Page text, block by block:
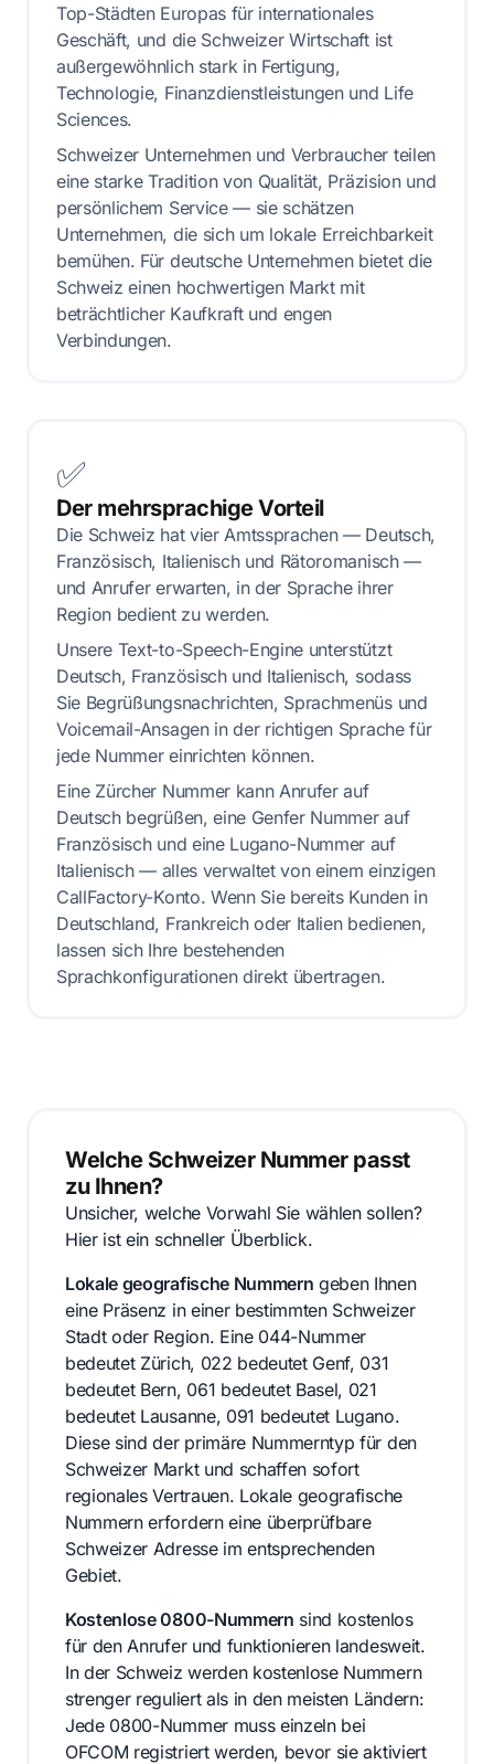
Top-Städten Europas für internationales
Geschäft, und die Schweizer Wirtschaft ist
außergewöhnlich stark in Fertigung,
Technologie, Finanzdienstleistungen und Life
Sciences.
Schweizer Unternehmen und Verbraucher teilen
eine starke Tradition von Qualität, Präzision und
persönlichem Service — sie schätzen
Unternehmen, die sich um lokale Erreichbarkeit
bemühen. Für deutsche Unternehmen bietet die
Schweiz einen hochwertigen Markt mit
beträchtlicher Kaufkraft und engen
Verbindungen.
✅
Der mehrsprachige Vorteil
Die Schweiz hat vier Amtssprachen — Deutsch,
Französisch, Italienisch und Rätoromanisch —
und Anrufer erwarten, in der Sprache ihrer
Region bedient zu werden.
Unsere Text-to-Speech-Engine unterstützt
Deutsch, Französisch und Italienisch, sodass
Sie Begrüßungsnachrichten, Sprachmenüs und
Voicemail-Ansagen in der richtigen Sprache für
jede Nummer einrichten können.
Eine Zürcher Nummer kann Anrufer auf
Deutsch begrüßen, eine Genfer Nummer auf
Französisch und eine Lugano-Nummer auf
Italienisch — alles verwaltet von einem einzigen
CallFactory-Konto. Wenn Sie bereits Kunden in
Deutschland, Frankreich oder Italien bedienen,
lassen sich Ihre bestehenden
Sprachkonfigurationen direkt übertragen.
Welche Schweizer Nummer passt
zu Ihnen?
Unsicher, welche Vorwahl Sie wählen sollen?
Hier ist ein schneller Überblick.
Lokale geografische Nummern geben Ihnen
eine Präsenz in einer bestimmten Schweizer
Stadt oder Region. Eine 044-Nummer
bedeutet Zürich, 022 bedeutet Genf, 031
bedeutet Bern, 061 bedeutet Basel, 021
bedeutet Lausanne, 091 bedeutet Lugano.
Diese sind der primäre Nummerntyp für den
Schweizer Markt und schaffen sofort
regionales Vertrauen. Lokale geografische
Nummern erfordern eine überprüfbare
Schweizer Adresse im entsprechenden
Gebiet.
Kostenlose 0800-Nummern sind kostenlos
für den Anrufer und funktionieren landesweit.
In der Schweiz werden kostenlose Nummern
strenger reguliert als in den meisten Ländern:
Jede 0800-Nummer muss einzeln bei
OFCOM registriert werden, bevor sie aktiviert